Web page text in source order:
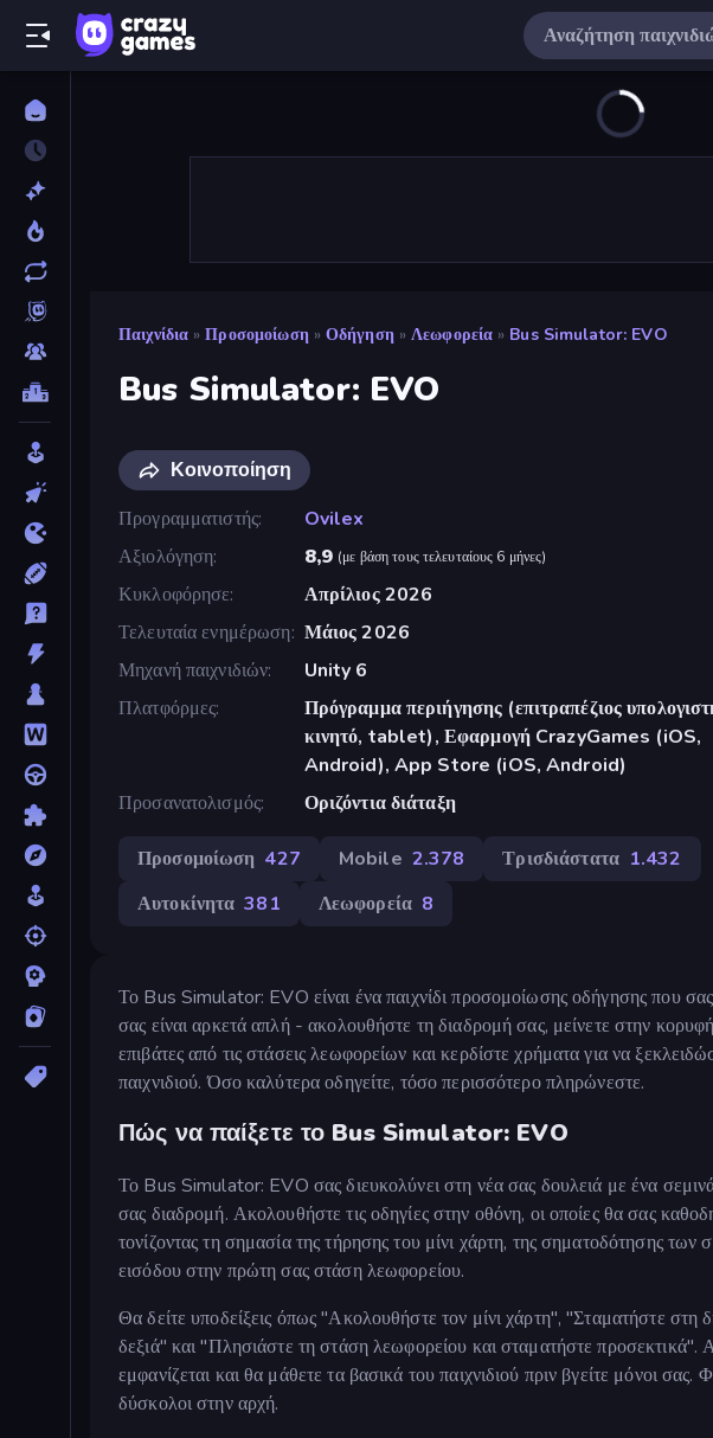
Παιχνίδια » Προσομοίωση » Οδήγηση » Λεωφορεία » Bus Simulator: EVO
Bus Simulator: EVO
Κοινοποίηση
Προγραμματιστής
Ovilex
Αξιολόγηση
8,9 (με βάση τους τελευταίους 6 μήνες)
Κυκλοφόρησε
Απρίλιος 2026
Τελευταία ενημέρωση Μάιος 2026
Μηχανή παιχνιδιών
Unity 6
Πλατφόρμες
Πρόγραμμα περιήγησης (επιτραπέζιος
κινητό, tablet), Εφαρμογή CrazyGames (iOS,
Android), App Store (iOS, Android)
Προσανατολισμός
Οριζόντια διάταξη
Προσομοίωση 427 Mobile 2.378 Τρισδιάστατα 1.432
Αυτοκίνητα 381 Λεωφορεία 8
Το Bus Simulator: EVO είναι ένα παιχνίδι προσομοίωσης οδήγησης που
σας είναι αρκετά απλή - ακολουθήστε τη διαδρομή σας, μείνετε στην
επιβάτες από τις στάσεις λεωφορείων και κερδίστε χρήματα για να
παιχνιδιού. Όσο καλύτερα οδηγείτε, τόσο περισσότερο πληρώνεστε.
Πώς να παίξετε το Bus Simulator: EVO
Το Bus Simulator: EVO σας διευκολύνει στη νέα σας δουλειά με ένα
σας διαδρομή. Ακολουθήστε τις οδηγίες στην οθόνη, οι οποίες θα σας
τονίζοντας τη σημασία της τήρησης του μίνι χάρτη, της σηματοδότησης
εισόδου στην πρώτη σας στάση λεωφορείου.
Θα δείτε υποδείξεις όπως "Ακολουθήστε τον μίνι χάρτη", "Σταματήστε
δεξιά" και "Πλησιάστε τη στάση λεωφορείου και σταματήστε
εμφανίζεται και θα μάθετε τα βασικά του παιχνιδιού πριν βγείτε μόνοι σας.
δύσκολοι στην αρχή.